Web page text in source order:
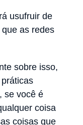
usufruir de
as redes
sobre isso,
se você é
coisa
coisas que